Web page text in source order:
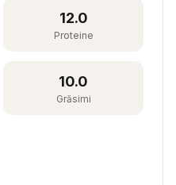
12.0
Proteine
10.0
Grăsimi